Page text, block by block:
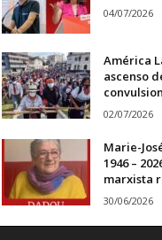
04/07/2026
América
ascenso
02/07/2026
Marie-
1946 –
marxista
30/06/2026